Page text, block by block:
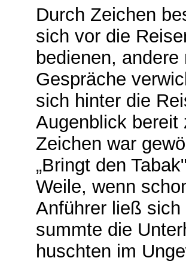
Durch Zeichen
sich vor die
bedienen,
Gespräche
sich hinter die
Augenblick
Zeichen war
„Bringt den
Weile, wenn
Anführer ließ
summte die
huschten im